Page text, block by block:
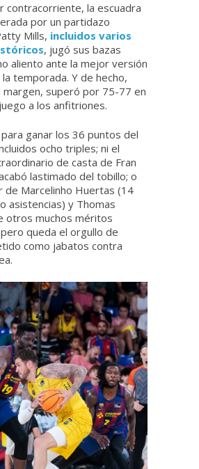
contracorriente, la escuadra
por un partidazo
Mills, incluidos varios
, jugó sus bazas
aliento ante la mejor versión
temporada. Y de hecho,
superó por 75-77 en
a los anfitriones.
ganar los 36 puntos del
ocho triples; ni el
de casta de Fran
lastimado del tobillo; o
de Marcelinho Huertas (14
asistencias) y Thomas
otros muchos méritos
queda el orgullo de
como jabatos contra